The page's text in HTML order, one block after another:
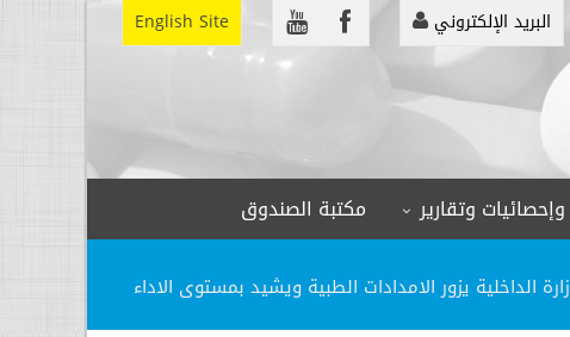
English Site البريد الإلكتروني
وإحصائيات وتقارير مكتبة الصندوق
الداخلية يزور الامدادات الطبية ويشيد بمستوى الاداء